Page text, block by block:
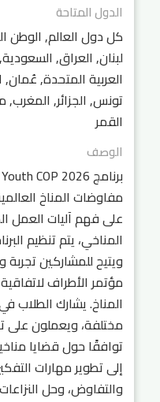
الدول المتاحة
كل دول العالم, الوطن
لبنان, العراق,
العربية المتحدة,
تونس, الجزائر, المغرب,
القمر
الوصف
مفاوضات المناخ
على فهم آليات العمل
المناخي، يتم تنظيم
ويتيح للمشاركين
مؤتمر الأطراف
المناخ. يشارك الطلاب
مختلفة، ويعملون
توافقًا حول قضايا
إلى تطوير مهارات
والتفاوض، وحل